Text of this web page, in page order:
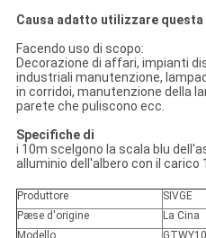
Causa adatto utilizzare questa
Facendo uso di scopo:
Decorazione di affari, impianti
industriali manutenzione,
in corridoi, manutenzione della
parete che puliscono ecc.
Specifiche di
i 10m scelgono la scala blu
alluminio dell'albero con il carico
Produttore
SIVGE
Pæse d'origine
La Cina